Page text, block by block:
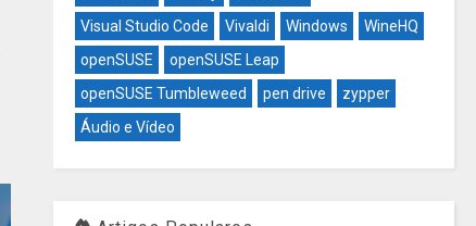
Visual Studio Code
Vivaldi Windows
WineHQ
openSUSE
openSUSE Leap
openSUSE Tumbleweed
pen drive
zypper
Áudio e Vídeo